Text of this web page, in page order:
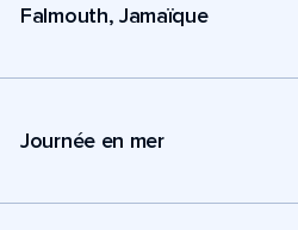
Falmouth, Jamaïque
Journée en mer